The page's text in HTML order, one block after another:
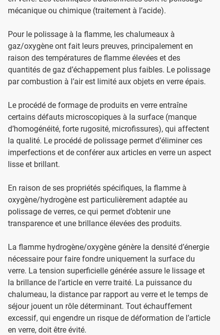
mécanique ou chimique (traitement à l’acide).
Pour le polissage à la flamme, les chalumeaux à
gaz/oxygène ont fait leurs preuves, principalement en
raison des températures de flamme élevées et des
quantités de gaz d’échappement plus faibles. Le polissage
par combustion à l’air est limité aux objets en verre épais.
Le procédé de formage de produits en verre entraîne
certains défauts microscopiques à la surface (manque
d’homogénéité, forte rugosité, microfissures), qui affectent
la qualité. Le procédé de polissage permet d’éliminer ces
imperfections et de conférer aux articles en verre un aspect
lisse et brillant.
En raison de ses propriétés spécifiques, la flamme à
oxygène/hydrogène est particulièrement adaptée au
polissage de verres, ce qui permet d’obtenir une
transparence et une brillance élevées des produits.
La flamme hydrogène/oxygène génère la densité d’énergie
nécessaire pour faire fondre uniquement la surface du
verre. La tension superficielle générée assure le lissage et
la brillance de l’article en verre traité. La puissance du
chalumeau, la distance par rapport au verre et le temps de
séjour jouent un rôle déterminant. Tout échauffement
excessif, qui engendre un risque de déformation de l’article
en verre, doit être évité.